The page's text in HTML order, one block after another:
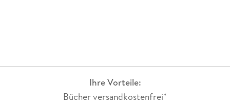
Ihre Vorteile:
Bücher versandkostenfrei*